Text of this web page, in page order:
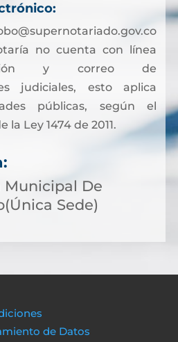
no cuenta con línea
y correo de
judiciales, esto aplica
públicas, según el
la Ley 1474 de 2011.
Municipal De
Sede)
de Datos